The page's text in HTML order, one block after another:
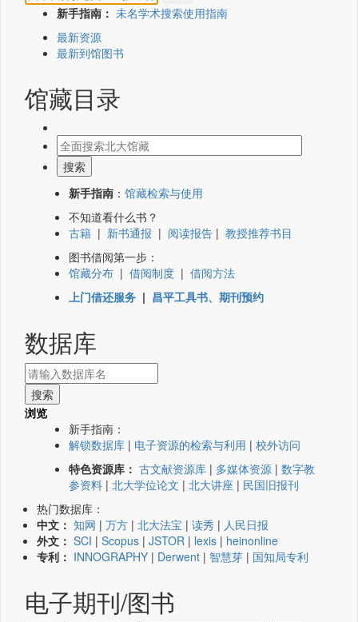
新手指南： 未名学术搜索使用指南
最新资源
最新到馆图书
馆藏目录
新手指南 ： 馆藏检索与使用
不知道看什么书？
古籍 | 新书通报 | 阅读报告 | 教授推荐书目
图书借阅第一步：
馆藏分布 | 借阅制度 | 借阅方法
上门借还服务 | 昌平工具书、期刊预约
数据库
浏览
新手指南：
解锁数据库 | 电子资源的检索与利用 | 校外访问
特色资源库： 古文献资源库 | 多媒体资源 | 数字教
参资料 | 北大学位论文 | 北大讲座 | 民国旧报刊
热门数据库：
中文： 知网 | 万方 | 北大法宝 | 读秀 | 人民日报
外文： SCI | Scopus | JSTOR | lexis | heinonline
专利： INNOGRAPHY | Derwent | 智慧芽 | 国知局专利
电子期刊/图书